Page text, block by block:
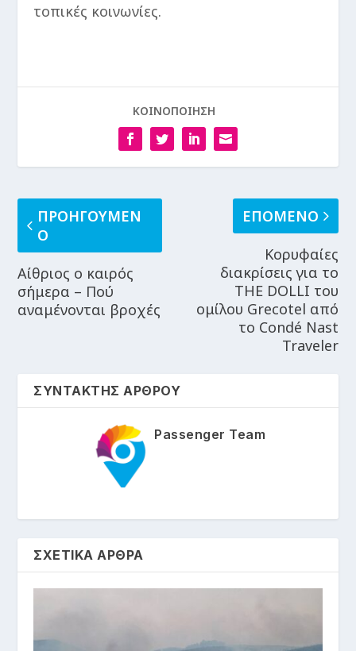
τοπικές κοινωνίες.
ΚΟΙΝΟΠΟΙΗΣΗ
ΠΡΟΗΓΟΥΜΕΝ
Ο
Αίθριος ο καιρός
σήμερα – Πού
αναμένονται βροχές
ΕΠΟΜΕΝΟ
Κορυφαίες
διακρίσεις για το
THE DOLLI του
ομίλου Grecotel από
το Condé Nast
Traveler
ΣΥΝΤΑΚΤΗΣ ΑΡΘΡΟΥ
Passenger Team
ΣΧΕΤΙΚΑ ΑΡΘΡΑ